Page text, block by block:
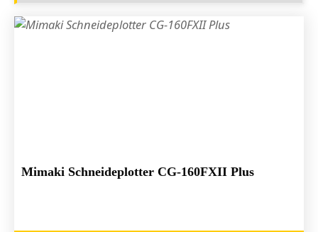
Mimaki Schneideplotter CG-160FXII Plus